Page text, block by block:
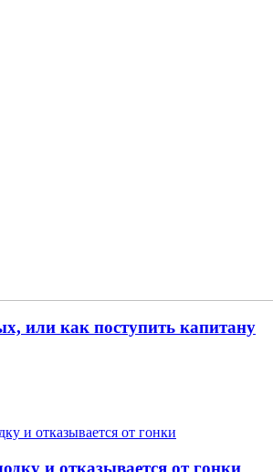
или как поступить капитану
и отказывается от гонки